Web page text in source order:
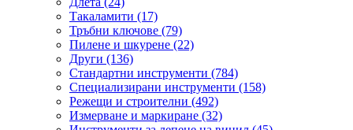
Такаламити (17)
Тръбни ключове (79)
Пилене и шкурене (22)
Други (136)
Стандартни инструменти (784)
Специализирани инструменти (158)
Режещи и строителни (492)
Измерване и маркиране (32)